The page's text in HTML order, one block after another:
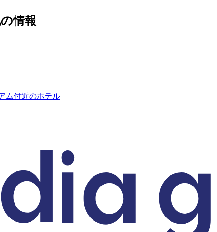
情報
ム付近のホテル